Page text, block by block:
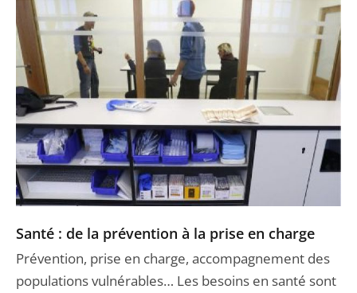
Santé : de la prévention à la prise en charge
Prévention, prise en charge, accompagnement des
populations vulnérables… Les besoins en santé sont